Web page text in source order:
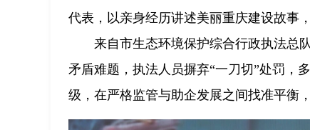
代表，以亲身经历讲述美丽重庆建设故事
来自市生态环境保护综合行政执法总
矛盾难题，执法人员摒弃“一刀切”处罚，
级，在严格监管与助企发展之间找准平衡